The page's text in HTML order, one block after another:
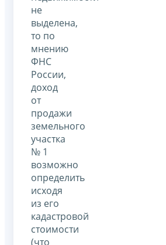
не
выделена,
то по
мнению
ФНС
России,
доход
от
продажи
земельного
участка
№ 1
возможно
определить
исходя
из его
кадастровой
стоимости
(что